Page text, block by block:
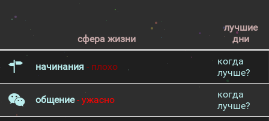
сфера жизни
лучшие
дни
начинания - плохо
когда
лучше?
общение- ужасно
когда
лучше?